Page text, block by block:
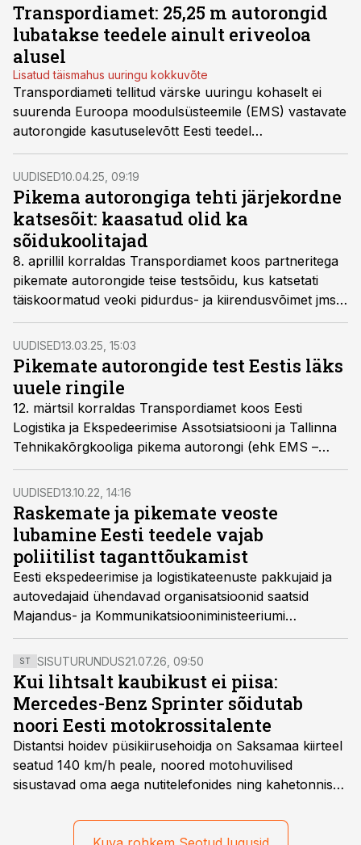
Transpordiamet: 25,25 m autorongid
lubatakse teedele ainult eriveoloa
alusel
Lisatud täismahus uuringu kokkuvõte
Transpordiameti tellitud värske uuringu kohaselt ei
suurenda Euroopa moodulsüsteemile (EMS) vastavate
autorongide kasutuselevõtt Eesti teedel
liiklusõnnetuste riski, eeldusel, et rakendatakse
täiendavaid ohutusmeetmeid.
UUDISED10.04.25, 09:19
Pikema autorongiga tehti järjekordne
katsesõit: kaasatud olid ka
sõidukoolitajad
8. aprillil korraldas Transpordiamet koos partneritega
pikemate autorongide teise testsõidu, kus katsetati
täiskoormatud veoki pidurdus- ja kiirendusvõimet jms.
Seekord oli kaastatud ka sõidukoolitajad, et saadud
teadmisi veokijuhtidele edasi anda.
UUDISED13.03.25, 15:03
Pikemate autorongide test Eestis läks
uuele ringile
12. märtsil korraldas Transpordiamet koos Eesti
Logistika ja Ekspedeerimise Assotsiatsiooni ja Tallinna
Tehnikakõrgkooliga pikema autorongi (ehk EMS –
European Modular System) testsõidu, et hinnata nende
sobivust Eesti teedevõrgule ja liiklusohutusele.
Sarnane test viidi läbi ka 2021. aasta suvel, ehk juba
peaaegu neli aastat tagasi.
UUDISED13.10.22, 14:16
Raskemate ja pikemate veoste
lubamine Eesti teedele vajab
poliitilist taganttõukamist
Eesti ekspedeerimise ja logistikateenuste pakkujaid ja
autovedajaid ühendavad organisatsioonid saatsid
Majandus- ja Kommunikatsiooniministeeriumi
ministritele palve algatada poliitilised muudatused
võimaldamaks pikemate ja rakemate autorongide
(20,75 m ja 25,25 m täismassiga kuni 60 tonni)
kasutamist Eestis.
ST SISUTURUNDUS21.07.26, 09:50
Kui lihtsalt kaubikust ei piisa:
Mercedes-Benz Sprinter sõidutab
noori Eesti motokrossitalente
Distantsi hoidev püsikiirusehoidja on Saksamaa kiirteel
seatud 140 km/h peale, noored motohuvilised
sisustavad oma aega nutitelefonides ning kahetonnises
varustusega. Õige pea on Prantsusmaal, Romagnes